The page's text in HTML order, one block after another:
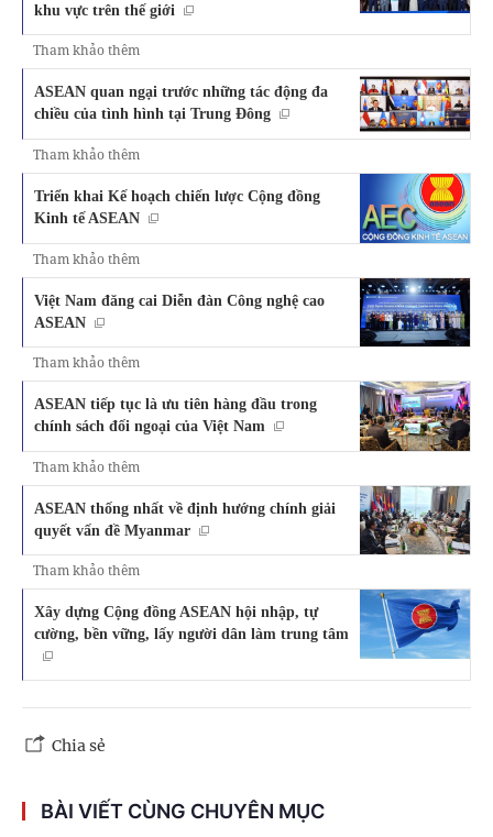
khu vực trên thế giới
Tham khảo thêm
ASEAN quan ngại trước những tác động đa
chiều của tình hình tại Trung Đông
Tham khảo thêm
Triển khai Kế hoạch chiến lược Cộng đồng
Kinh tế ASEAN
Tham khảo thêm
Việt Nam đăng cai Diễn đàn Công nghệ cao
ASEAN
Tham khảo thêm
ASEAN tiếp tục là ưu tiên hàng đầu trong
chính sách đối ngoại của Việt Nam
Tham khảo thêm
ASEAN thống nhất về định hướng chính giải
quyết vấn đề Myanmar
Tham khảo thêm
Xây dựng Cộng đồng ASEAN hội nhập, tự
cường, bền vững, lấy người dân làm trung tâm
Chia sẻ
BÀI VIẾT CÙNG CHUYÊN MỤC